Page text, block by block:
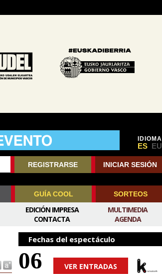
IDIOMA
ES EU
REGISTRARSE INICIAR SESIÓN
GUÍA COOL SORTEOS
MULTIMEDIA
AGENDA
EDICIÓN IMPRESA
CONTACTA
Fechas del espectáculo
06 VER ENTRADAS